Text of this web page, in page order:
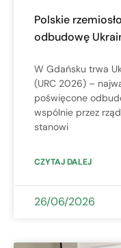
Polskie
odbudowę
W Gdańsku trwa
(URC 2026) –
poświęcone
wspólnie przez
stanowi
CZYTAJ DALEJ
26/06/2026